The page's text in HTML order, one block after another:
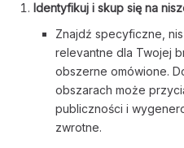
Identyfikuj i skup się na
Znajdź specyficzne,
relevantne dla Twojej
obszerne omówione.
obszarach może
publiczności i
zwrotne.